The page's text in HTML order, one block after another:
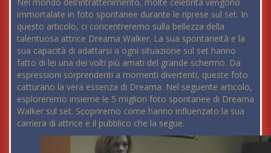
immortalate in foto spontanee durante le riprese sul set. In
questo articolo, ci concentreremo sulla bellezza della
talentuosa attrice Dreama Walker. La sua spontaneità e la
sua capacità di adattarsi a ogni situazione sul set hanno
fatto di lei una dei volti più amati del grande schermo. Da
espressioni sorprendenti a momenti divertenti, queste foto
catturano la vera essenza di Dreama. Nel seguente articolo,
esploreremo insieme le 5 migliori foto spontanee di Dreama
Walker sul set. Scopriremo come hanno influenzato la sua
carriera di attrice e il pubblico che la segue.